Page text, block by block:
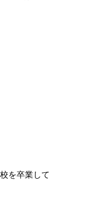
を卒業して